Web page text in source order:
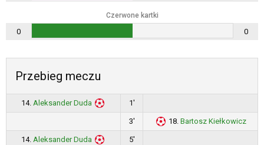
Czerwone kartki
0 0
Przebieg meczu
14. Aleksander Duda 1'
3' 18. Bartosz Kiełkowicz
14. Aleksander Duda 5'